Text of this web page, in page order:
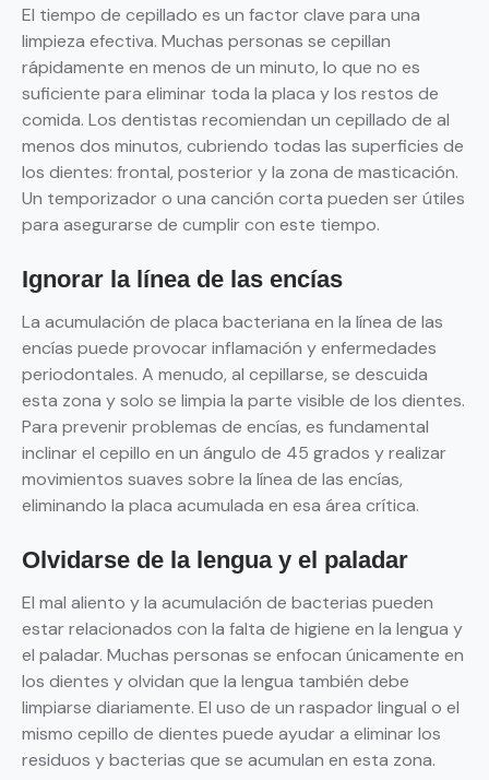
El tiempo de cepillado es un factor clave para una
limpieza efectiva. Muchas personas se cepillan
rápidamente en menos de un minuto, lo que no es
suficiente para eliminar toda la placa y los restos de
comida. Los dentistas recomiendan un cepillado de al
menos dos minutos, cubriendo todas las superficies de
los dientes: frontal, posterior y la zona de masticación.
Un temporizador o una canción corta pueden ser útiles
para asegurarse de cumplir con este tiempo.
Ignorar la línea de las encías
La acumulación de placa bacteriana en la línea de las
encías puede provocar inflamación y enfermedades
periodontales. A menudo, al cepillarse, se descuida
esta zona y solo se limpia la parte visible de los dientes.
Para prevenir problemas de encías, es fundamental
inclinar el cepillo en un ángulo de 45 grados y realizar
movimientos suaves sobre la línea de las encías,
eliminando la placa acumulada en esa área crítica.
Olvidarse de la lengua y el paladar
El mal aliento y la acumulación de bacterias pueden
estar relacionados con la falta de higiene en la lengua y
el paladar. Muchas personas se enfocan únicamente en
los dientes y olvidan que la lengua también debe
limpiarse diariamente. El uso de un raspador lingual o el
mismo cepillo de dientes puede ayudar a eliminar los
residuos y bacterias que se acumulan en esta zona.